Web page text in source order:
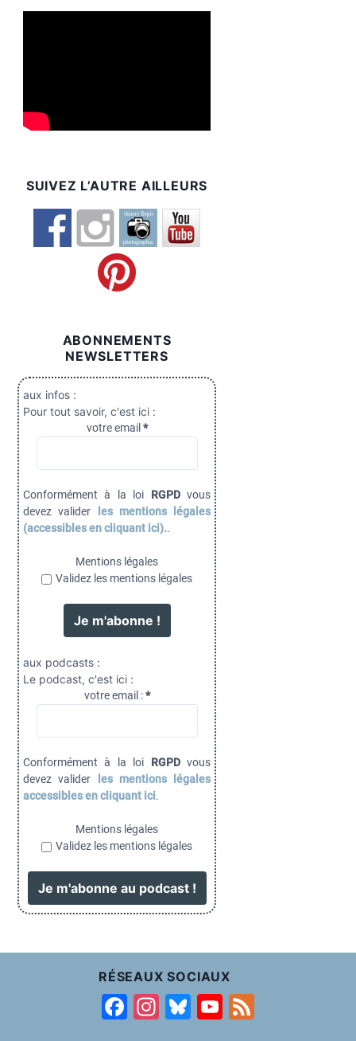
SUIVEZ L’AUTRE AILLEURS
ABONNEMENTS
NEWSLETTERS
aux infos :
Pour tout savoir, c'est ici :
votre email *
Conformément à la loi RGPDvous
devez valider
les mentions légales
(accessibles en cliquant ici)..
Mentions légales
Validez les mentions légales
aux podcasts :
Le podcast, c'est ici :
votre email :*
Conformément à la loi RGPDvous
devez valider
les mentions légales
accessibles en cliquant ici.
Mentions légales
Validez les mentions légales
RÉSEAUX SOCIAUX
F
In Bl Y